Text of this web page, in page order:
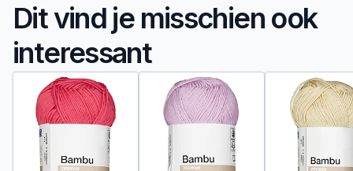
Dit vind je misschien ook
interessant